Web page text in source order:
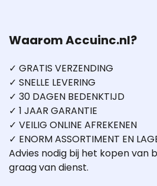
Waarom Accuinc.nl?
✓ GRATIS VERZENDING
✓ SNELLE LEVERING
✓ 30 DAGEN BEDENKTIJD
✓ 1 JAAR GARANTIE
✓ VEILIG ONLINE AFREKENEN
✓ ENORM ASSORTIMENT EN
Advies nodig bij het kopen van
graag van dienst.